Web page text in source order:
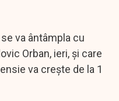
va ântâmpla cu
Orban, ieri, și care
va creşte de la 1